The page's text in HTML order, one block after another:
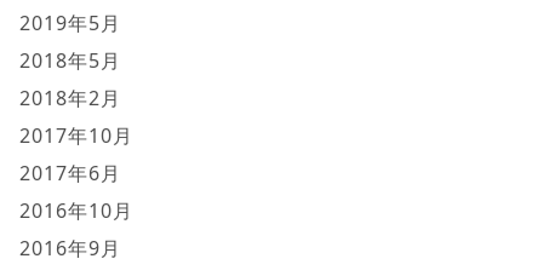
2019年5月
2018年5月
2018年2月
2017年10月
2017年6月
2016年10月
2016年9月